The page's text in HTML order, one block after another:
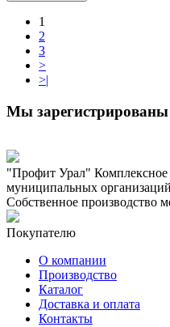
1
2
3
>
>|
Мы зарегистрированы
"Профит Урал"
муниципальных
Собственное производство
Покупателю
О компании
Производство
Каталог
Доставка и оплата
Контакты